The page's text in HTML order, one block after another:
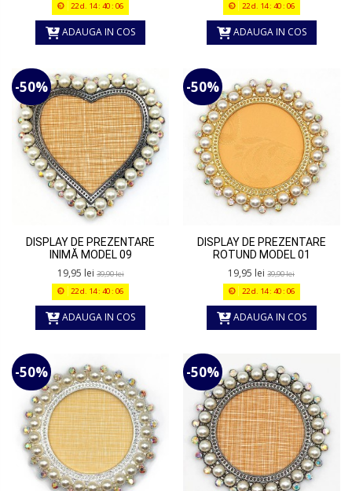
22d. 14:40:06
ADAUGA IN COS
22d. 14: 40: 06
ADAUGA IN COS
-50%
DISPLAY DE PREZENTARE
INIMĂ MODEL 09
19,95 lei 39,90 lei
22d. 14:40:06
ADAUGA IN COS
-50%
DISPLAY DE PREZENTARE
ROTUND MODEL 01
19,95 lei39,90 lei
22d. 14: 40: 06
ADAUGA IN COS
-50% -50%